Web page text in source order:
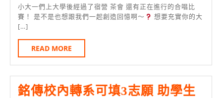
數
節
節
高
升
學
招
月
23
小大一們上大學後經過了宿營 茶會 還有正在進行的合唱比
賽！ 是不是也想跟我們一起創造回憶啊～
想要充實你的大
[…]
READ MORE
MORE
銘傳校內轉系可填3志願 助學生